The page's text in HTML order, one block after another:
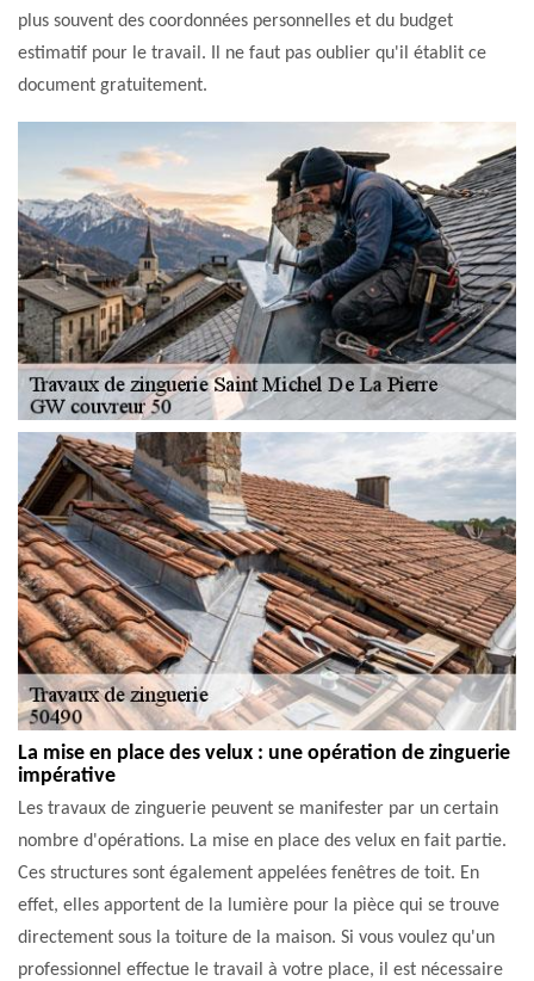
plus souvent des coordonnées personnelles et du budget
estimatif pour le travail. Il ne faut pas oublier qu'il établit ce
document gratuitement.
La mise en place des velux : une opération de zinguerie
impérative
Les travaux de zinguerie peuvent se manifester par un certain
nombre d'opérations. La mise en place des velux en fait partie.
Ces structures sont également appelées fenêtres de toit. En
effet, elles apportent de la lumière pour la pièce qui se trouve
directement sous la toiture de la maison. Si vous voulez qu'un
professionnel effectue le travail à votre place, il est nécessaire